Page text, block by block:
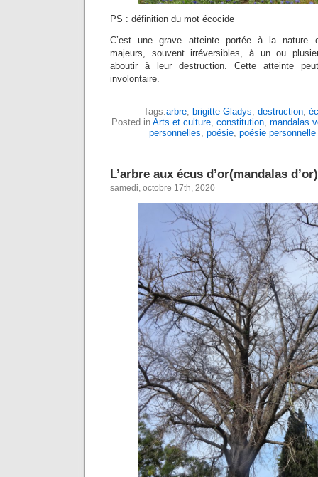
PS : définition du mot écocide
C’est une grave atteinte portée à la nature
majeurs, souvent irréversibles, à un ou
aboutir à leur destruction. Cette atteinte
involontaire.
Tags:arbre brigitte Gladys destruction
Posted in Arts et culture, constitution, mandalas
personnelles poésie poésie personnelle
L’arbre aux écus d’or(mandalas d’or)
samedi, octobre 17th, 2020